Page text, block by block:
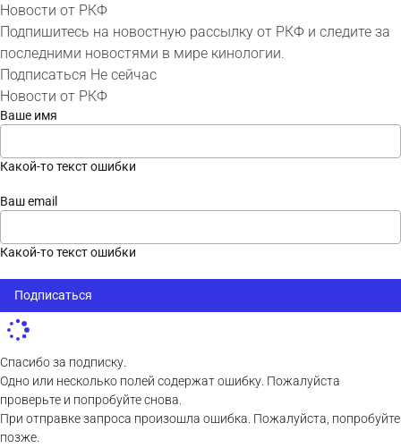
Новости от РКФ
Подпишитесь на новостную рассылку от РКФ и следите за
последними новостями в мире кинологии.
Подписаться Не сейчас
Новости от РКФ
Ваше имя
Какой-то текст ошибки
Ваш email
Какой-то текст ошибки
Подписаться
Спасибо за подписку.
Одно или несколько полей содержат ошибку. Пожалуйста
проверьте и попробуйте снова.
При отправке запроса произошла ошибка. Пожалуйста, попробуйте
позже.